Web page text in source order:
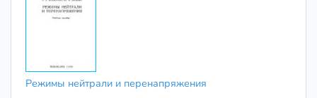
Режимы нейтрали и перенапряжения